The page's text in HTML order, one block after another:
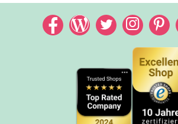
Facebook
Facebook
Twitter